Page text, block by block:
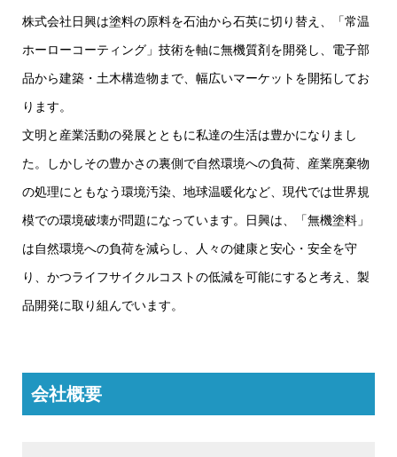
株式会社日興は塗料の原料を石油から石英に切り替え、「常温
ホーローコーティング」技術を軸に無機質剤を開発し、電子部
品から建築・土木構造物まで、幅広いマーケットを開拓してお
ります。
文明と産業活動の発展とともに私達の生活は豊かになりまし
た。しかしその豊かさの裏側で自然環境への負荷、産業廃棄物
の処理にともなう環境汚染、地球温暖化など、現代では世界規
模での環境破壊が問題になっています。日興は、「無機塗料」
は自然環境への負荷を減らし、人々の健康と安心・安全を守
り、かつライフサイクルコストの低減を可能にすると考え、製
品開発に取り組んでいます。
会社概要